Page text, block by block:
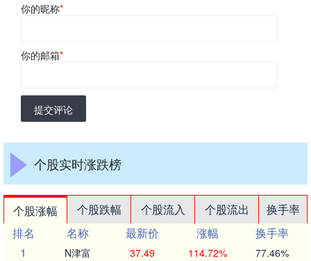
你的昵称*
你的邮箱*
提交评论
个股实时涨跌榜
个股涨幅 个股跌幅 个股流入 个股流出
换手率
排名
名称 最新价 涨幅
换手率
1
N津富 37.49 114.72% 77.46%